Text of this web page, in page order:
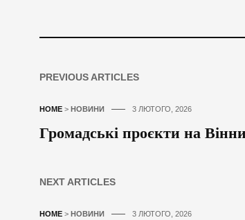
PREVIOUS ARTICLES
HOME > НОВИНИ 3 ЛЮТОГО, 2026
Громадські проєкти на
NEXT ARTICLES
HOME > НОВИНИ 3 ЛЮТОГО, 2026